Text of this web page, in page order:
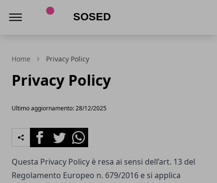
Home Privacy Policy
Privacy Policy
Ultimo aggiornamento: 28/12/2025
FacebookTwitterWhatsapp
Questa Privacy Policy è resa ai sensi dell’art. 13 del
Regolamento Europeo n. 679/2016 e si applica